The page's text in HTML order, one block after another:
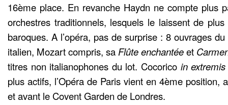
16ème place. En revanche Haydn ne compte plus
orchestres traditionnels, lesquels le laissent de
baroques. A l’opéra, pas de surprise : 8 ouvrages
italien, Mozart compris, saFlûte enchantéeet
titres non italianophones du lot. Cocorico in extremis
plus actifs, l’Opéra de Paris vient en 4ème position,
et avant le Covent Garden de Londres.